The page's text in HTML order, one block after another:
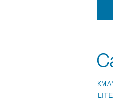
KM